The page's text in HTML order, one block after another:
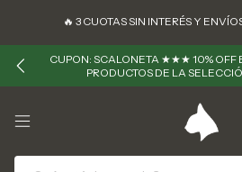
🔥 ㅤㅤ3 CUOTAS SIN INTERÉS Y
CUPON: SCALONETA ★★★ 10% OFF
PRODUCTOS DE LA